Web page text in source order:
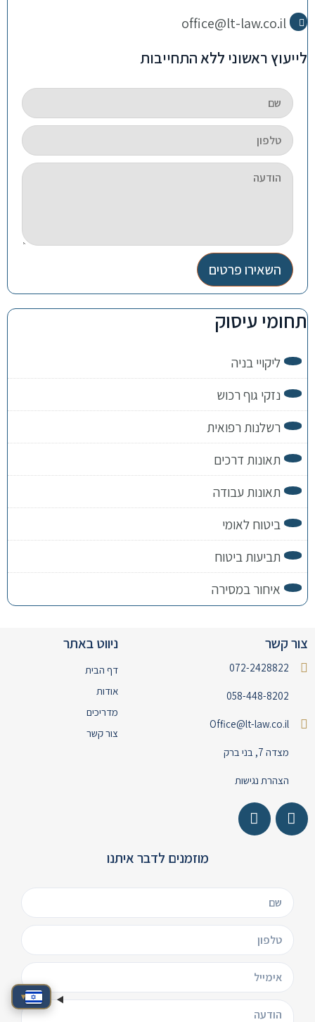
office@lt-law.co.il
לייעוץ ראשוני ללא התחייבות
השאירו פרטים
תחומי עיסוק
ליקויי בניה
נזקי גוף רכוש
רשלנות רפואית
תאונות דרכים
תאונות עבודה
ביטוח לאומי
תביעות ביטוח
איחור במסירה
צור קשר
072-2428822
058-448-8202
Office@lt-law.co.il
מצדה 7, בני ברק
הצהרת נגישות
ניווט באתר
דף הבית
אודות
מדריכים
צור קשר
מוזמנים לדבר איתנו
▾